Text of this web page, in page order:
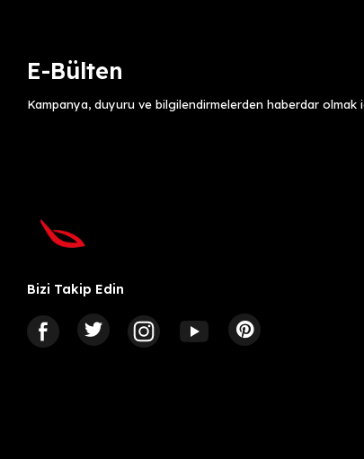
E-Bülten
Kampanya, duyuru ve bilgilendirmelerden haberdar olmak
Bizi Takip Edin